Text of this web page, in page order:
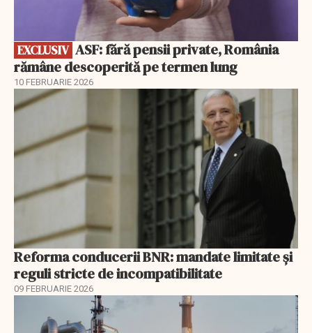
EXCLUSIV
rămâne descoperită pe termen lung
10 FEBRUARIE 2026
Reforma conducerii BNR: mandate limitate și
reguli stricte de incompatibilitate
09 FEBRUARIE 2026